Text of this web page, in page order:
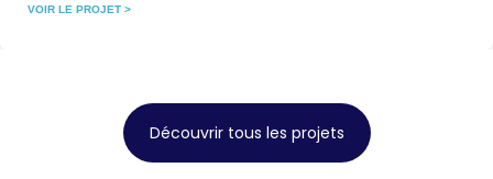
VOIR LE PROJET >
Découvrir tous les projets